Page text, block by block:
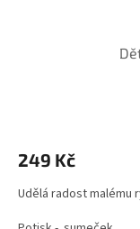
je
z
249 Kč
Udělá radost malému